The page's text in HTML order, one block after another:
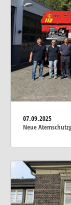
07.09.2025
Neue